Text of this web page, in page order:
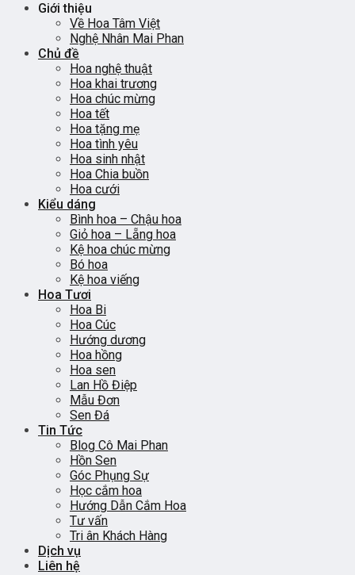
Giới thiệu
Về Hoa Tâm Việt
Nghệ Nhân Mai Phan
Chủ đề
Hoa nghệ thuật
Hoa khai trương
Hoa chúc mừng
Hoa tết
Hoa tặng mẹ
Hoa tình yêu
Hoa sinh nhật
Hoa Chia buồn
Hoa cưới
Kiểu dáng
Bình hoa – Chậu hoa
Giỏ hoa – Lẵng hoa
Kệ hoa chúc mừng
Bó hoa
Kệ hoa viếng
Hoa Tươi
Hoa Bi
Hoa Cúc
Hướng dương
Hoa hồng
Hoa sen
Lan Hồ Điệp
Mẫu Đơn
Sen Đá
Tin Tức
Blog Cô Mai Phan
Hồn Sen
Góc Phụng Sự
Học cắm hoa
Hướng Dẫn Cắm Hoa
Tư vấn
Tri ân Khách Hàng
Dịch vụ
Liên hệ